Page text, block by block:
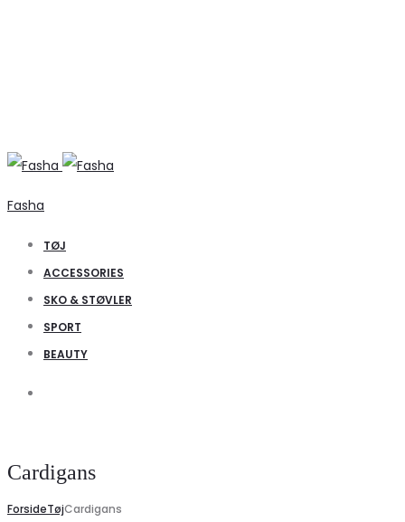
Fasha
TØJ
ACCESSORIES
SKO & STØVLER
SPORT
BEAUTY
Cardigans
ForsideTøjCardigans